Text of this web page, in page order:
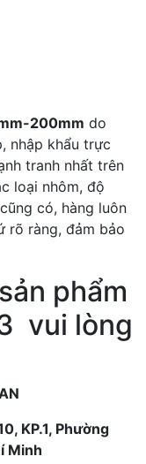
200mm do
nhập khẩu trực
tranh nhất trên
loại nhôm, độ
có, hàng luôn
rõ ràng, đảm bảo
phẩm
vui lòng
KP.1, Phường
Minh